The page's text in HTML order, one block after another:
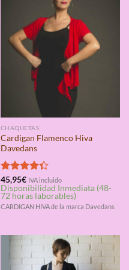
CHAQUETAS
Cardigan Flamenco Hiva
Davedans
Valorado
con4.33
de 5
45,95€ IVA incluido
Disponibilidad Inmediata (48-
72 horas laborables)
CARDIGAN HIVA de la marca Davedans